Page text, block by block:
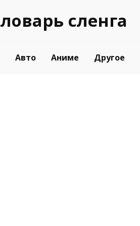
Словарь сленга
Авто Аниме Другое